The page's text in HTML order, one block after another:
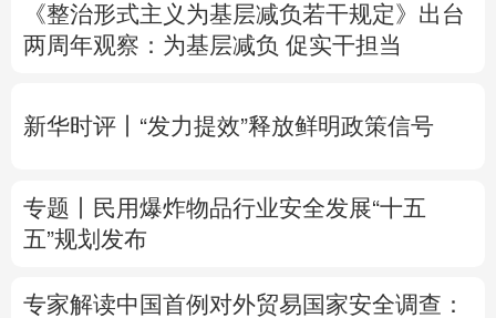
English Español Français عربى
Deutsch Português
《整治形式主义为基层减负若干规定》出台
两周年观察 ：为基层减负 促实干担当
新华时评丨“发力提效”释放鲜明政策信号
专题丨
民用爆炸物品行业安全发展“十五
五”规划发布
专家解读中国首例对外贸易国家安全调查：